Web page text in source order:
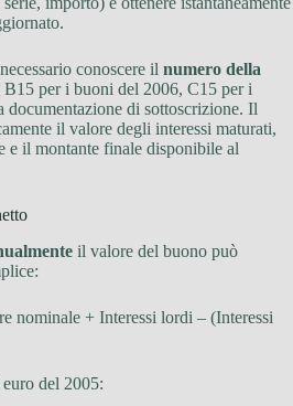
conoscere il numero della
B15 per i buoni del 2006, C15 per i
di sottoscrizione. Il
il valore degli interessi maturati,
e il montante finale disponibile al
il valore del buono può
nominale + Interessi lordi – (Interessi
del 2005: